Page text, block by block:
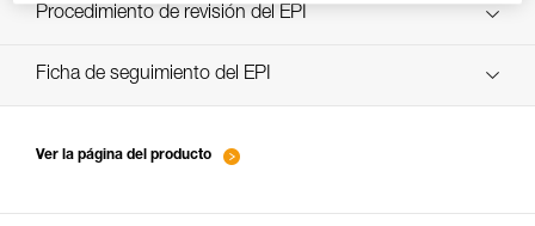
descubra ePPEcentre
Procedimiento de revisión del EPI
verif EPI-SWIVEL OPEN-procedure-ES
Ficha de seguimiento del EPI
Ver la página del producto